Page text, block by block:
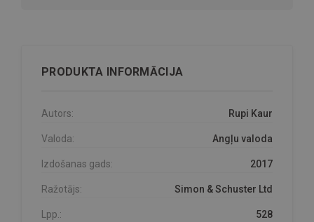
PRODUKTA INFORMĀCIJA
Autors: Rupi Kaur
Valoda: Angļu valoda
Izdošanas gads: 2017
Ražotājs: Simon & Schuster Ltd
Lpp.: 528